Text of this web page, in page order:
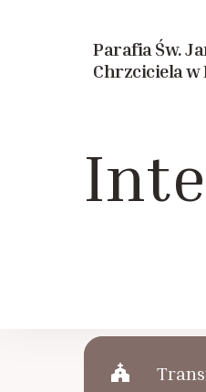
Parafia Św.
Chrzciciela w
church